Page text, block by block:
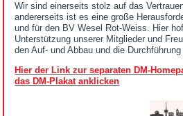
Wir sind einerseits stolz auf das
andererseits ist es eine große
und für den BV Wesel Rot-Weiss. Hier
Unterstützung unserer Mitglieder und
den Auf- und Abbau und die
Hier der Link zur separaten DM-
das DM-Plakat anklicken